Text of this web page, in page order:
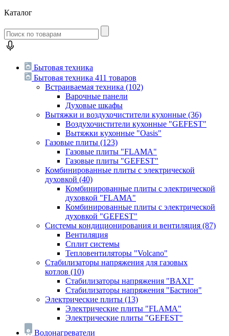
Каталог
Бытовая техника
Бытовая техника 411 товаров
Встраиваемая техника (102)
Варочные панели
Духовые шкафы
Вытяжки и воздухочистители кухонные (36)
Воздухочистители кухонные "GEFEST"
Вытяжки кухонные "Oasis"
Газовые плиты (123)
Газовые плиты "FLAMA"
Газовые плиты "GEFEST"
Комбинированные плиты с электрической
духовкой (40)
Комбинированные плиты с электрической
духовкой "FLAMA"
Комбинированные плиты с электрической
духовкой "GEFEST"
Системы кондиционирования и вентиляция (87)
Вентиляция
Сплит системы
Тепловентиляторы "Volcano"
Стабилизаторы напряжения для газовых
котлов (10)
Стабилизаторы напряжения "BAXI"
Стабилизаторы напряжения "Бастион"
Электрические плиты (13)
Электрические плиты "FLAMA"
Электрические плиты "GEFEST"
Водонагреватели